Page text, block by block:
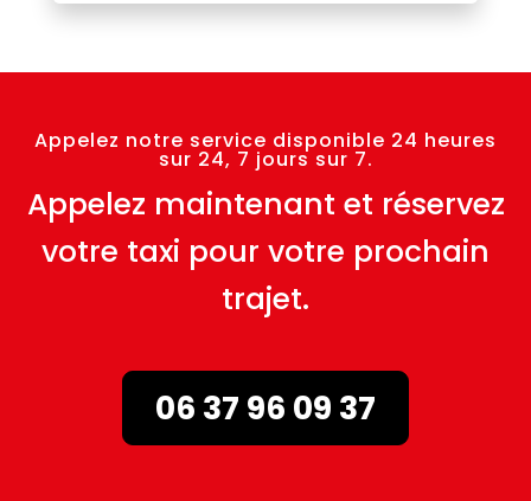
Appelez notre service disponible 24 heures
sur 24, 7 jours sur 7.
Appelez maintenant et réservez
votre taxi pour votre prochain
trajet.
06 37 96 09 37